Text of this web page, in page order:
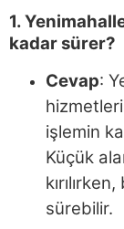
1.
kadar sürer?
Cevap:
işlemin
Küçük
sürebilir.